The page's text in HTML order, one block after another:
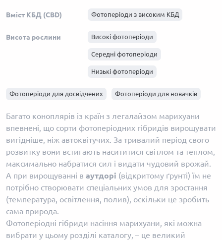
Вміст КБД (CBD) Фотоперіоди з високим КБД
Висота рослини Високі фотоперіоди
Середні фотоперіоди
Низькі фотоперіоди
Фотоперіоди для досвідчених Фотоперіоди для новачків
Багато коноплярів із країн з легалайзом марихуани
впевнені, що сорти фотоперіодних гібридів вирощувати
вигідніше, ніж автоквітучих. За тривалий період свого
розвитку вони встигають насититися світлом та теплом,
максимально набратися сил і видати чудовий врожай.
А при вирощуванні в аутдорі (відкритому ґрунті) їм не
потрібно створювати спеціальних умов для зростання
(температура, освітлення, полив), оскільки це зробить
сама природа.
Фотоперіодні гібриди насіння марихуани, які можна
вибрати у цьому розділі каталогу, – це великий